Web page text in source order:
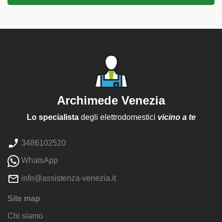
Archimede Venezia
Lo specialistadegli elettrodomestici vicino a te
3486102520
WhatsApp
info@assistenza-venezia.it
Site map
Chi siamo